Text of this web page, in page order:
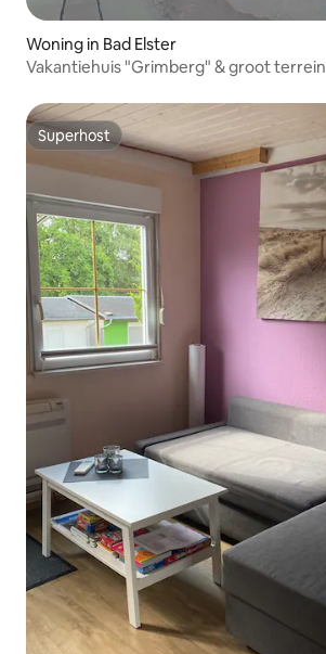
Woning in Bad Elster
Vakantiehuis "Grimberg" & groot terrein
Superhost
Superhost